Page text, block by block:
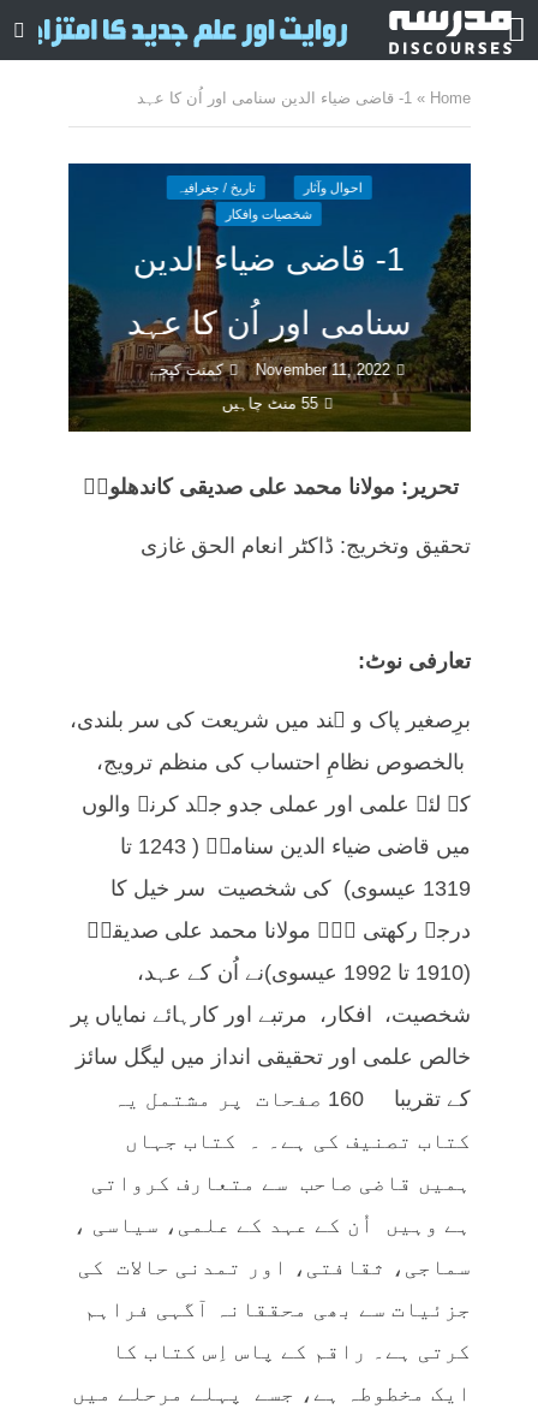
Home
»1- قاضی ضیاء الدین سنامی اور اُن کا عہد
احوال وآثار
تاریخ / جغرافیہ
شخصیات وافکار
1- قاضی ضیاء الدین
سنامی اور اُن کا عہد
November 11, 2022
کمنت کیجے
55 منٹ چاہیں
تحریر: مولانا محمد علی صدیقی کاندھلویؒ
تحقیق وتخریج: ڈاکٹر انعام الحق غازی
تعارفی نوٹ:
برِصغیر پاک و ہند میں شریعت کی سر بلندی،
بالخصوص نظامِ احتساب کی منظم ترویج،
کے لئے علمی اور عملی جدو جہد کرنے والوں
میں قاضی ضیاء الدین سنامیؒ ( 1243 تا
1319 عیسوی) کی شخصیت سر خیل کا
درجہ رکھتی ہے۔ مولانا محمد علی صدیقیؒ
(1910 تا 1992 عیسوی)نے اُن کے عہد،
شخصیت، افکار، مرتبے اور کارہائے نمایاں پر
خالص علمی اور تحقیقی انداز میں لیگل سائز
کے تقریبا 160 صفحات پر مشتمل یہ
کتاب تصنیف کی ہے۔ ۔ کتاب جہاں
ہمیں قاضی صاحب سے متعارف کرواتی
ہے وہیں اُن کے عہد کے علمی، سیاسی ،
سماجی، ثقافتی، اور تمدنی حالات کی
جزئیات سے بھی محققانہ آگہی فراہم
کرتی ہے۔ راقم کے پاس اِس کتاب کا
ایک مخطوطہ ہے، جسے پہلے مرحلے میں